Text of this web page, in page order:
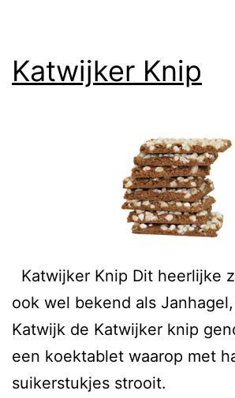
Katwijker Knip
Katwijker Knip Dit heerlijke
ook wel bekend als
Katwijk de Katwijker knip
een koektablet waarop met
suikerstukjes strooit.